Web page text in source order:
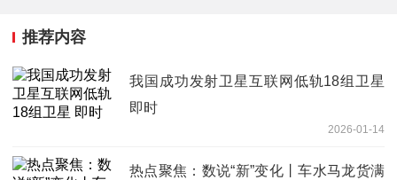
推荐内容
我国成功发射卫星互联网低轨18组卫星
即时
2026-01-14
热点聚焦：数说“新”变化丨车水马龙货满